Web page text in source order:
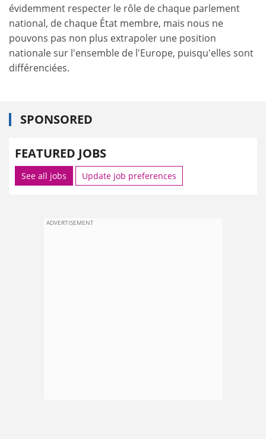
évidemment respecter le rôle de chaque parlement
national, de chaque État membre, mais nous ne
pouvons pas non plus extrapoler une position
nationale sur l'ensemble de l'Europe, puisqu'elles sont
différenciées.
SPONSORED
FEATURED JOBS
See all jobs Update job preferences
ADVERTISEMENT